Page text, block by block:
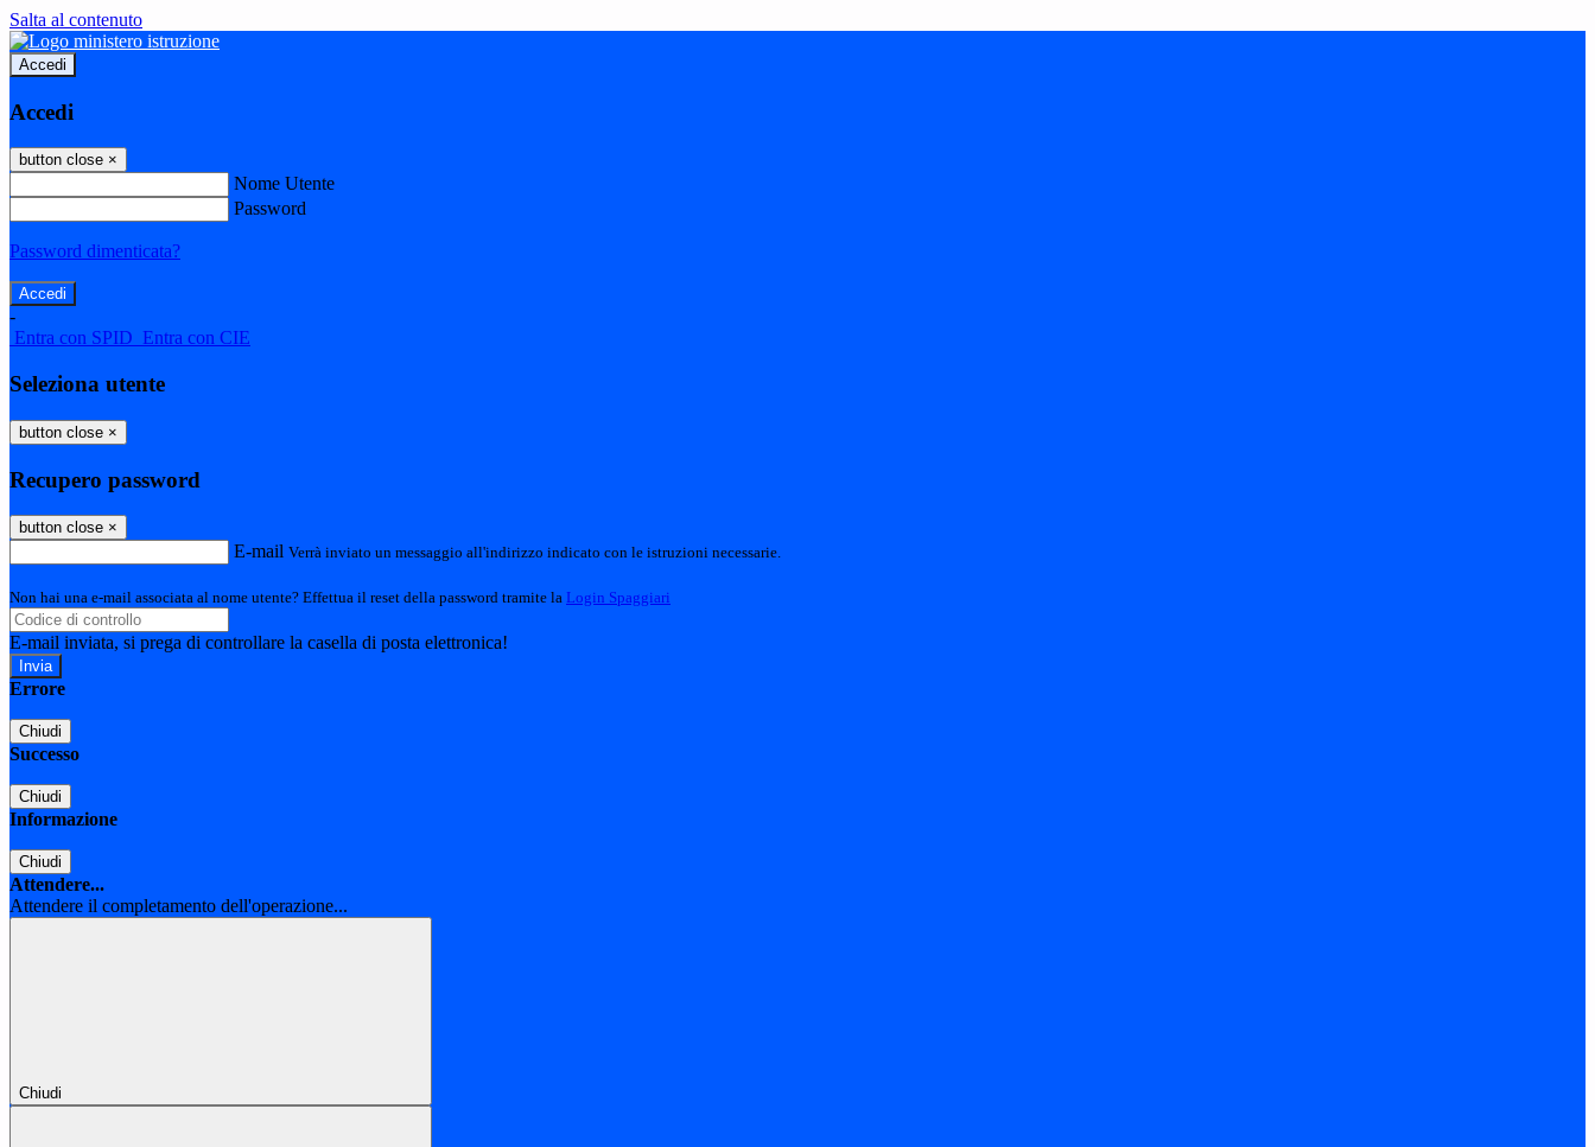
Salta al contenuto
Accedi
Accedi
button close ×
Nome Utente
Password
Password dimenticata?
-
Entra con SPID Entra con CIE
Seleziona utente
button close ×
Recupero password
button close ×
E-mail Verrà inviato un messaggio all'indirizzo indicato con le istruzioni necessarie.
Non hai una e-mail associata al nome utente? Effettua il reset della password tramite la Login Spaggiari
E-mail inviata, si prega di controllare la casella di posta elettronica!
Errore
Chiudi
Successo
Chiudi
Informazione
Chiudi
Attendere...
Attendere il completamento dell'operazione...
Chiudi